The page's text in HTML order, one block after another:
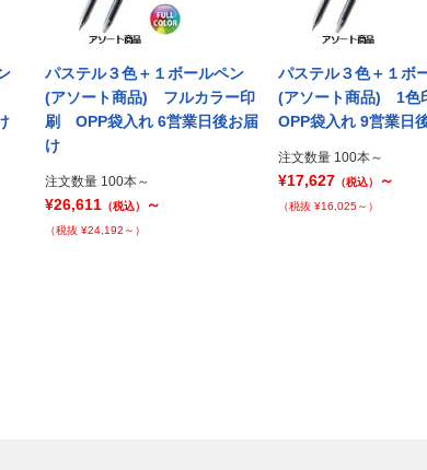
パステル３色＋１ボールペン
(アソート商品) フルカラー印
刷 OPP袋入れ 6営業日後お届
け
注文数量 100本～
¥26,611 （税込） ～
（税抜 ¥24,192～）
パステル３色＋１ボ
(アソート商品) 1色
OPP袋入れ 9営業日
注文数量 100本～
¥17,627 （税込） ～
（税抜 ¥16,025～）